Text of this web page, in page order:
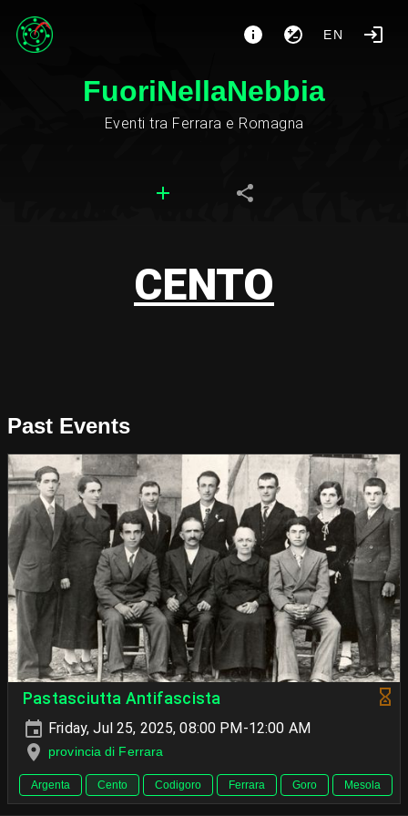
EN
FuoriNellaNebbia
Eventi tra Ferrara e Romagna
CENTO
Past Events
Pastasciutta Antifascista
Friday, Jul 25, 2025, 08:00 PM-12:00 AM
provincia di Ferrara
Argenta Cento Codigoro Ferrara Goro Mesola